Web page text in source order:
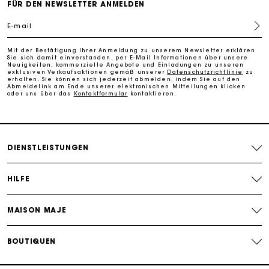
Die Maje-Geschenkkarte: Die beste Möglichkeit, das
perfekte Geschenk zu machen
FÜR DEN NEWSLETTER ANMELDEN
E-mail
Mit der Bestätigung Ihrer Anmeldung zu unserem Newsletter erklären
Sie sich damit einverstanden, per E-Mail Informationen über unsere
Neuigkeiten, kommerzielle Angebote und Einladungen zu unseren
exklusiven Verkaufsaktionen gemäß unserer Datenschutzrichtlinie
zu
erhalten. Sie können sich jederzeit abmelden, indem Sie auf den
Abmeldelink am Ende unserer elektronischen Mitteilungen klicken
oder uns über das
Kontaktformular kontaktieren.
DIENSTLEISTUNGEN
HILFE
MAISON MAJE
BOUTIQUEN